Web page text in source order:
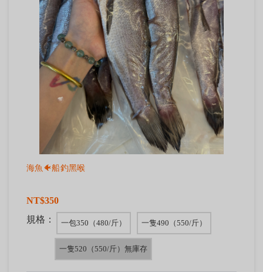
海魚🐠船釣黑喉
NT$350
規格：
一包350（480/斤） 一隻490（550/斤）
一隻520（550/斤）無庫存